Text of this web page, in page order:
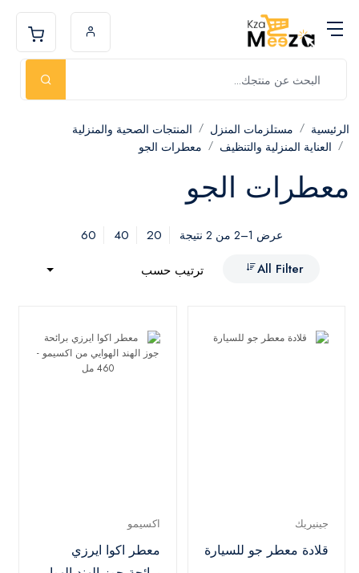
الرئيسية مستلزمات المنزل
المنتجات الصحية والمنزلية
العناية المنزلية والتنظيف
معطرات الجو
معطرات الجو
عرض 1–2 من 2 نتيجة 20
40
60
All Filter
ترتيب حسب
جينيريك
قلادة معطر جو للسيارة
اكسيمو
معطر اكوا ايرزي